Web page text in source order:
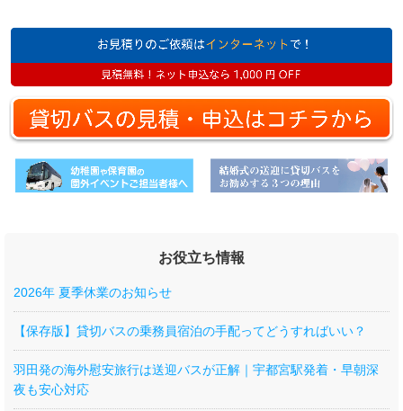
お役立ち情報
2026年 夏季休業のお知らせ
【保存版】貸切バスの乗務員宿泊の手配ってどうすればいい？
羽田発の海外慰安旅行は送迎バスが正解｜宇都宮駅発着・早朝深
夜も安心対応